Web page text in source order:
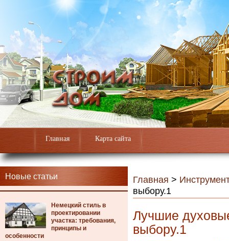
Главная Карта сайта
Новые статьи
Немецкий стиль в
проектировании
участка: требования,
принципы и
особенности
Главная >
выбору.1
Лучшие
выбору.1